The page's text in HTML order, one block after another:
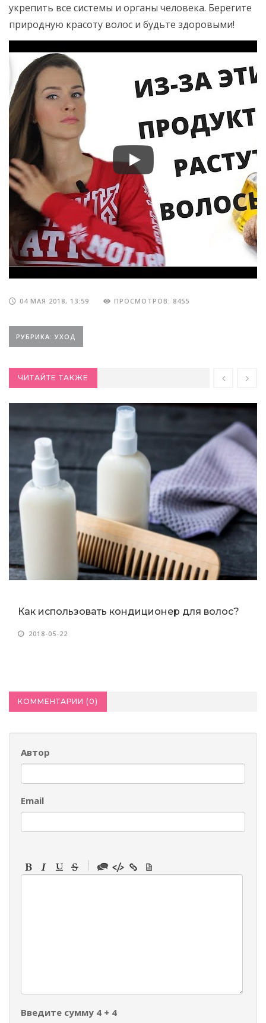
укрепить все системы и органы человека. Берегите
природную красоту волос и будьте здоровыми!
04 МАЯ 2018, 13:59 ПРОСМОТРОВ: 8455
РУБРИКА: УХОД
ЧИТАЙТЕ ТАКЖЕ
Как использовать кондиционер для волос?
2018-05-22
КОММЕНТАРИИ (0)
Автор
Email
-
-
Введите сумму 4 + 4